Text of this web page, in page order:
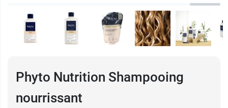
Phyto Nutrition Shampooing
nourrissant